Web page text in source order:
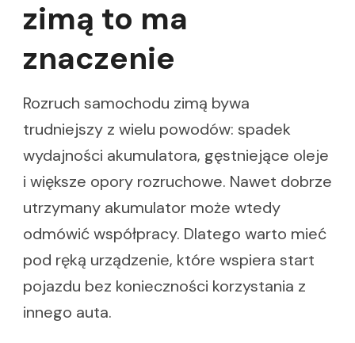
zimą to ma
znaczenie
Rozruch samochodu zimą bywa
trudniejszy z wielu powodów: spadek
wydajności akumulatora, gęstniejące oleje
i większe opory rozruchowe. Nawet dobrze
utrzymany akumulator może wtedy
odmówić współpracy. Dlatego warto mieć
pod ręką urządzenie, które wspiera start
pojazdu bez konieczności korzystania z
innego auta.